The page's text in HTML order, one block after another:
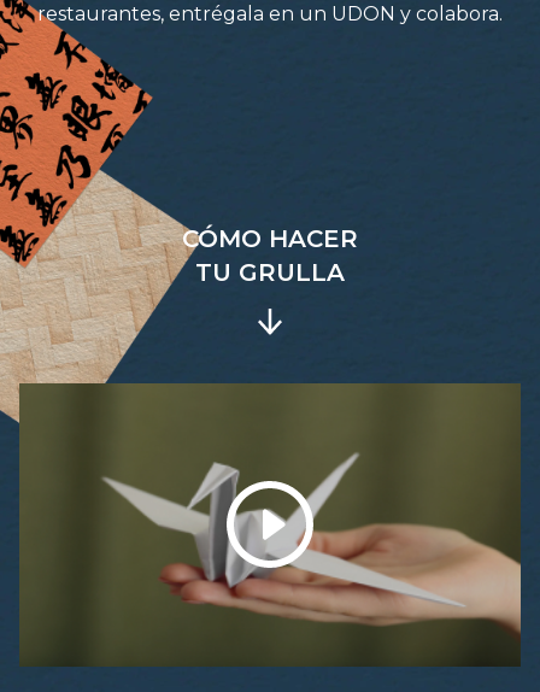
restaurantes, entrégala en un UDON y colabora.
CÓMO HACER
TU GRULLA